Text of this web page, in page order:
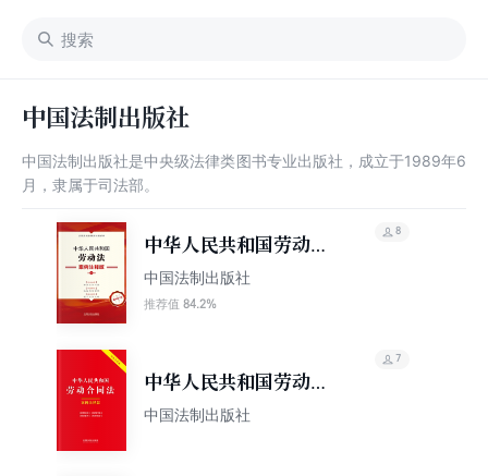
中国法制出版社
中国法制出版社是中央级法律类图书专业出版社，成立于1989年6
月，隶属于司法部。
中华人民共和国劳动
法：案例注释版（第五
版）
中国法制出版社
推荐值 84.2%
8
中华人民共和国劳动合
同法：案例注释版（双
中国法制出版社
7